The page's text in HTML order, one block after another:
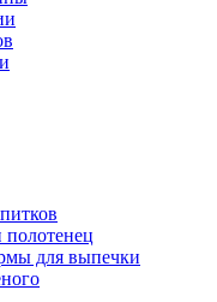
полотенец
для выпечки